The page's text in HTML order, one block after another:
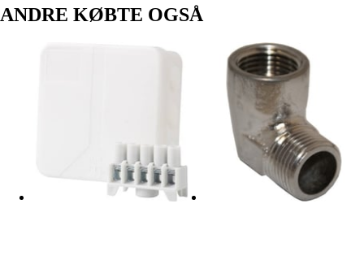
ANDRE KØBTE OGSÅ